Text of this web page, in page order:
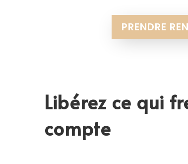
PRENDRE
Libérez ce qui
compte